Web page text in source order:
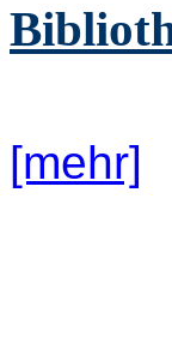
[mehr]